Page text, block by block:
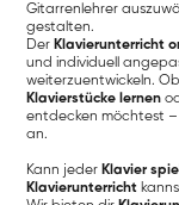
Gitarrenlehrer
gestalten.
Der Klavierunterricht
und individuell
weiterzuentwickeln.
Klavierstücke lernen
entdecken möchtest –
an.
Kann jeder Klavier
Klavierunterricht